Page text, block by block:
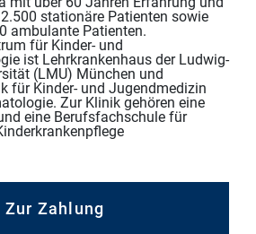
stationäre Patienten sowie
ambulante Patienten.
für Kinder- und
ist Lehrkrankenhaus der Ludwig-
(LMU) München und
für Kinder- und Jugendmedizin
Zur Klinik gehören eine
eine Berufsfachschule für
Zur Zahlung